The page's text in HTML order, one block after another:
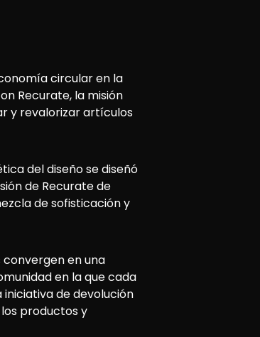
circular en la
Recurate, la misión
y revalorizar artículos
del diseño se diseñó
de Recurate de
de sofisticación y
en una
en la que cada
de devolución
productos y